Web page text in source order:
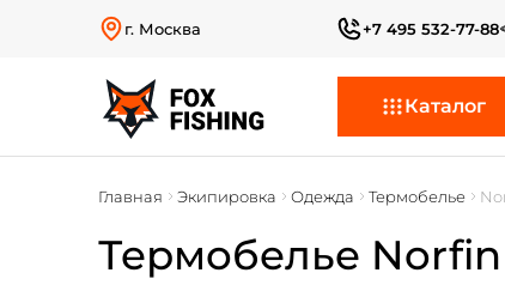
г. Москва +7 495 532-77-88
Каталог
Главная Экипировка Одежда Термобелье
Термобелье Norfin